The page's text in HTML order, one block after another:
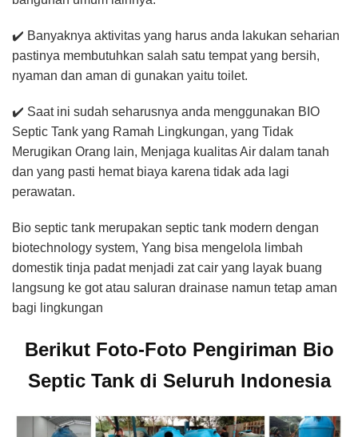
✔️ Banyaknya aktivitas yang harus anda lakukan seharian
pastinya membutuhkan salah satu tempat yang bersih,
nyaman dan aman di gunakan yaitu toilet.
✔️ Saat ini sudah seharusnya anda menggunakan BIO
Septic Tank yang Ramah Lingkungan, yang Tidak
Merugikan Orang lain, Menjaga kualitas Air dalam tanah
dan yang pasti hemat biaya karena tidak ada lagi
perawatan.
Bio septic tank merupakan septic tank modern dengan
biotechnology system, Yang bisa mengelola limbah
domestik tinja padat menjadi zat cair yang layak buang
langsung ke got atau saluran drainase namun tetap aman
bagi lingkungan
Berikut Foto-Foto Pengiriman Bio
Septic Tank di Seluruh Indonesia